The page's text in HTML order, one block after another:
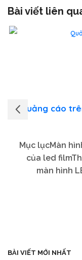
Bài viết liên
Quảng cáo
Mục lụcMàn
của led
màn hình
BÀI VIẾT MỚI NHẤT